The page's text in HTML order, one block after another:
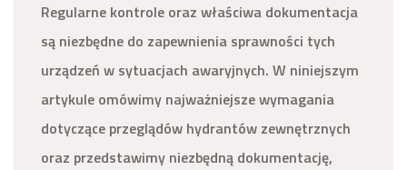
Regularne kontrole oraz właściwa dokumentacja
są niezbędne do zapewnienia sprawności tych
urządzeń w sytuacjach awaryjnych. W niniejszym
artykule omówimy najważniejsze wymagania
dotyczące przeglądów hydrantów zewnętrznych
oraz przedstawimy niezbędną dokumentację,